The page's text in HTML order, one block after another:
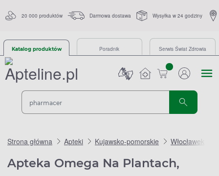
20 000 produktów Darmowa dostawa Wysyłka w 24 godziny
Katalog produktów Poradnik Serwis Świat Zdrowia
sztuk
Strona główna Apteki Kujawsko-pomorskie Włocławek
Apteka Omega Na Plantach,